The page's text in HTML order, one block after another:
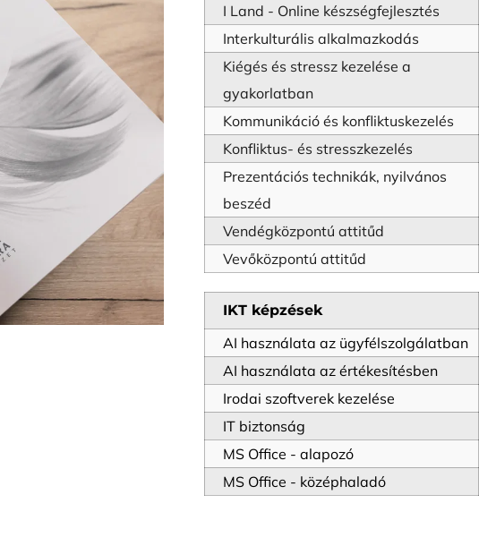
I Land - Online készségfejlesztés
Interkulturális alkalmazkodás
Kiégés és stressz kezelése a
gyakorlatban
Kommunikáció és konfliktuskezelés
Konfliktus- és stresszkezelés
Prezentációs technikák, nyilvános
beszéd
Vendégközpontú attitűd
Vevőközpontú attitűd
IKT képzések
AI használata az ügyfélszolgálatban
AI használata az értékesítésben
Irodai szoftverek kezelése
IT biztonság
MS Office - alapozó
MS Office - középhaladó